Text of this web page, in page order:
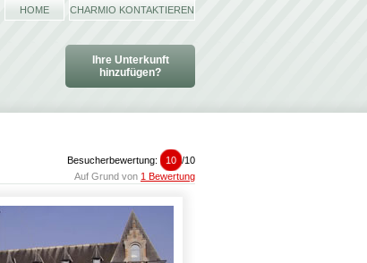
Ihre Unterkunft
hinzufügen?
HOME CHARMIO KONTAKTIEREN
Besucherbewertung: 10 /10
Auf Grund von 1 Bewertung